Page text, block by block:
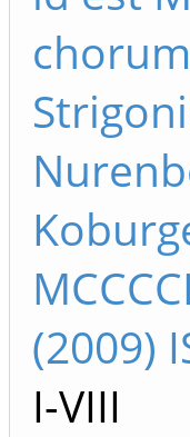
(2009)
I-VIII